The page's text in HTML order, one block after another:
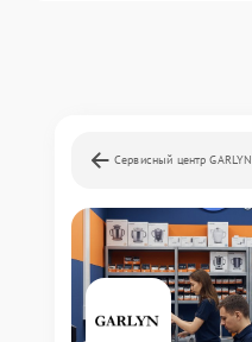
Сервисный центр GARLYN